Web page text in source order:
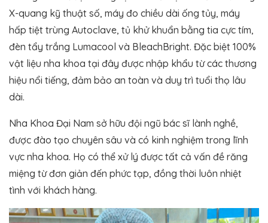
X-quang kỹ thuật số, máy đo chiều dài ống tủy, máy
hấp tiệt trùng Autoclave, tủ khử khuẩn bằng tia cực tím,
đèn tẩy trắng Lumacool và BleachBright. Đặc biệt 100%
vật liệu nha khoa tại đây được nhập khẩu từ các thương
hiệu nổi tiếng, đảm bảo an toàn và duy trì tuổi thọ lâu
dài.
Nha Khoa Đại Nam sở hữu đội ngũ bác sĩ lành nghề,
được đào tạo chuyên sâu và có kinh nghiệm trong lĩnh
vực nha khoa. Họ có thể xử lý được tất cả vấn đề răng
miệng từ đơn giản đến phức tạp, đồng thời luôn nhiệt
tình với khách hàng.